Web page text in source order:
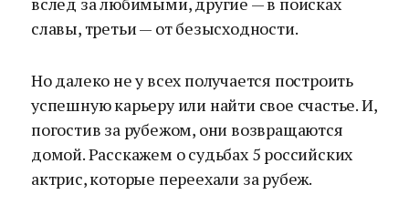
славы, третьи — от безысходности.
Но далеко не у всех получается построить
успешную карьеру или найти свое счастье. И,
погостив за рубежом, они возвращаются
домой. Расскажем о судьбах 5 российских
актрис, которые переехали за рубеж.